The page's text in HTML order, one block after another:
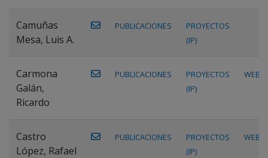
Camuñas
Mesa, Luis A.
PUBLICACIONES
PROYECTOS
(IP)
Carmona
Galán,
Ricardo
PUBLICACIONES
PROYECTOS
(IP)
WEB
Castro
López, Rafael
PUBLICACIONES
PROYECTOS
(IP)
WEB